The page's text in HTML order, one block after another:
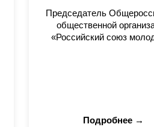
Председатель
общественной
«Российский союз
Подробнее →